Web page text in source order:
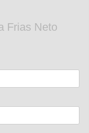
Frias Neto